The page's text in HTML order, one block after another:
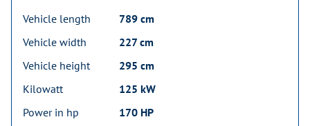
Vehicle length
789 cm
Vehicle width
227 cm
Vehicle height
295 cm
Kilowatt
125 kW
Power in hp
170 HP